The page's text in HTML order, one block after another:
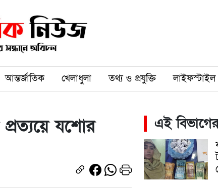
আন্তর্জাতিক খেলাধুলা তথ্য ও প্রযুক্তি লাইফস্টাইল
প্রত্যয়ে যশোর
এই